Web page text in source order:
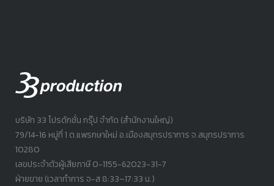
บริษัท 33 โปรดักชั่น กรุ๊ป จำกัด (สำนักงานใหญ่)
79/14-16 หมู่ที่ 1 ต.แพรกษาใหม่ อ.เมืองสมุทรปราการ จ.สมุทรปราการ
10280
เลขประจำตัวผู้เสียภาษี 0-1155-62023-31-7
ฝ่ายขาย (เวลาทำการ จ-ส 8:33~17:33 น.)